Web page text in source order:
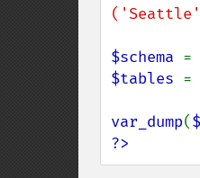
$schema =
$tables =
var_dump(
?>